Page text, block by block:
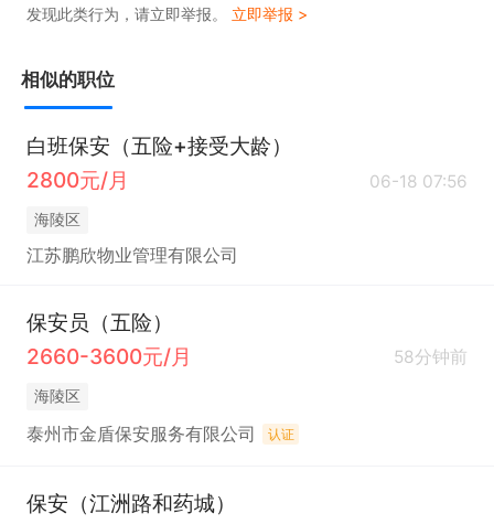
发现此类行为，请立即举报。 立即举报 >
相似的职位
白班保安（五险+接受大龄）
2800元/月
06-18 07:56
海陵区
江苏鹏欣物业管理有限公司
保安员（五险）
2660-3600元/月
58分钟前
海陵区
泰州市金盾保安服务有限公司 认证
保安（江洲路和药城）